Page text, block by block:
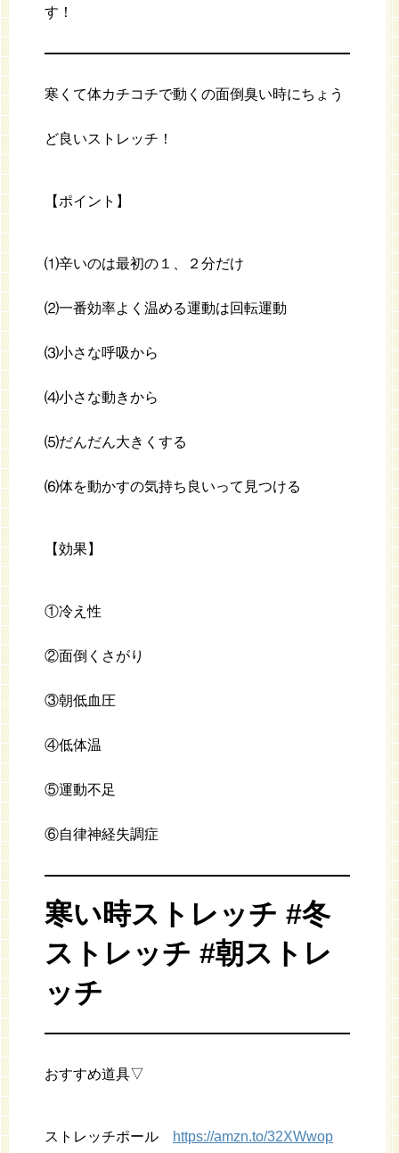
す！
寒くて体カチコチで動くの面倒臭い時にちょう
ど良いストレッチ！
【ポイント】
⑴辛いのは最初の１、２分だけ
⑵一番効率よく温める運動は回転運動
⑶小さな呼吸から
⑷小さな動きから
⑸だんだん大きくする
⑹体を動かすの気持ち良いって見つける
【効果】
①冷え性
②面倒くさがり
③朝低血圧
④低体温
⑤運動不足
⑥自律神経失調症
寒い時ストレッチ #冬
ストレッチ #朝ストレ
ッチ
おすすめ道具▽
ストレッチポール https://amzn.to/32XWwop